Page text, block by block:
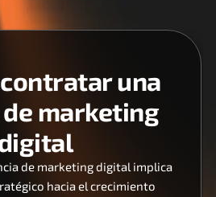
una
marketing
de marketing digital implica
hacia el crecimiento